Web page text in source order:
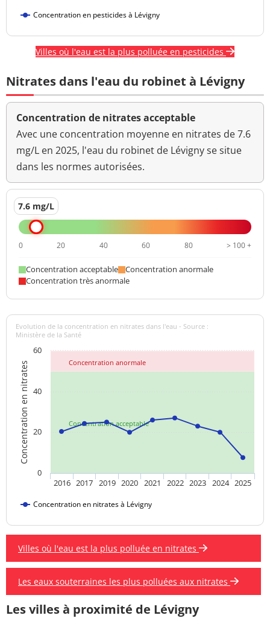
Concentration en pesticides à Lévigny
Villes où l'eau est la plus polluée en pesticides
Nitrates dans l'eau du robinet à Lévigny
Concentration de nitrates acceptable
Avec une concentration moyenne en nitrates de 7.6
mg/L en 2025, l'eau du robinet de Lévigny se situe
dans les normes autorisées.
7.6 mg/L
0 20 40 60 80 > 100 +
Concentration acceptable
Concentration anormale
Concentration très anormale
Concentration acceptable
Concentration anormale
Concentration en nitrates
Evolution de la concentration en nitrates dans l'eau - Source :
Ministère de la Santé
Concentration en nitrates à Lévigny
2016 2017 2019 2020 2021 2022 2023 2024 2025
0
20
40
60
Villes où l'eau est la plus polluée en nitrates
Les eaux souterraines les plus polluées aux nitrates
Les villes à proximité de Lévigny